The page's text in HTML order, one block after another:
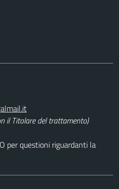
il Titolare del trattamento)
per questioni riguardanti la